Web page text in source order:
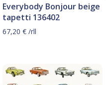
Everybody Bonjour beige
tapetti 136402
67,20€ /rll